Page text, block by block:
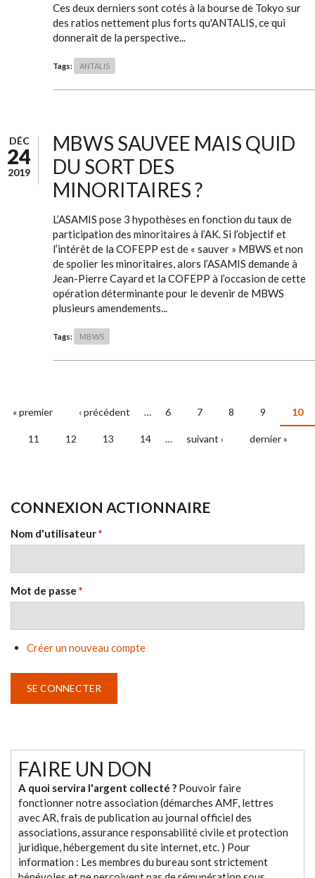
Ces deux derniers sont cotés à la bourse de Tokyo sur
des ratios nettement plus forts qu'ANTALIS, ce qui
donnerait de la perspective...
Tags: ANTALIS
DÉC
24
2019
MBWS SAUVEE MAIS QUID
DU SORT DES
MINORITAIRES ?
L’ASAMIS pose 3 hypothèses en fonction du taux de
participation des minoritaires à l’AK. Si l’objectif et
l’intérêt de la COFEPP est de « sauver » MBWS et non
de spolier les minoritaires, alors l’ASAMIS demande à
Jean-Pierre Cayard et la COFEPP à l’occasion de cette
opération déterminante pour le devenir de MBWS
plusieurs amendements...
Tags: MBWS
PAGES
« premier ‹ précédent … 6 7 8 9 10
11 12 13 14 … suivant › dernier »
CONNEXION ACTIONNAIRE
Nom d'utilisateur*
Mot de passe *
Créer un nouveau compte
FAIRE UN DON
A quoi servira l'argent collecté ? Pouvoir faire
fonctionner notre association (démarches AMF, lettres
avec AR, frais de publication au journal officiel des
associations, assurance responsabilité civile et protection
juridique, hébergement du site internet, etc. ) Pour
information : Les membres du bureau sont strictement